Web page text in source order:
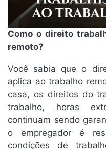
Como o direito
remoto?
Você sabia que o
aplica ao trabalho
casa, os direitos do
trabalho, horas
continuam sendo
o empregador é
condições de